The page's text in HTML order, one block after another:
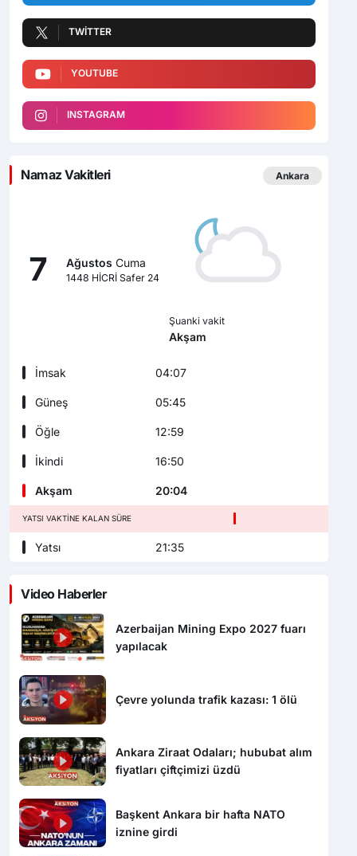
TWITTER
YOUTUBE
INSTAGRAM
Namaz Vakitleri Ankara
7 Ağustos Cuma
1448 HİCRİ Safer 24
Şuanki vakit
Akşam
İmsak 04:07
Güneş 05:45
Öğle 12:59
İkindi 16:50
Akşam 20:04
YATSI VAKTINE KALAN SÜRE
Yatsı 21:35
Video Haberler
Azerbaijan Mining Expo 2027 fuarı
yapılacak
Çevre yolunda trafik kazası: 1 ölü
Ankara Ziraat Odaları; hububat alım
fiyatları çiftçimizi üzdü
Başkent Ankara bir hafta NATO
iznine girdi